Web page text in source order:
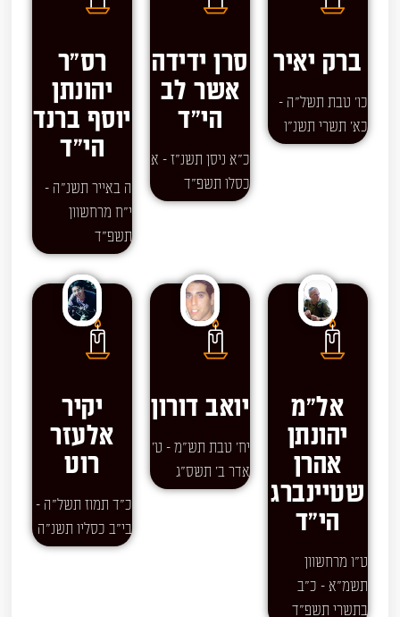
ברק יאיר
כו' טבת תשל"ה -
כא' תשרי תשנ"ו
סרן ידידה
אשר לב
הי"ד
כ"א ניסן תשנ"ז - א
כסלו תשפ"ד
רס"ר
יהונתן
יוסף ברנד
הי"ד
ה באייר תשנ"ה -
י"ח מרחשוון
תשפ"ד
אל"מ
יהונתן
אהרן
שטיינברג
הי"ד
ט"ו מרחשוון
תשמ"א - כ"ב
בתשרי תשפ"ד
יואב דורון
יח' טבת תש"מ - ט'
אדר ב' תשס"ג
יקיר
אלעזר
רוט
כ"ד תמוז תשל"ה -
בי"ב כסליו תשנ"ה